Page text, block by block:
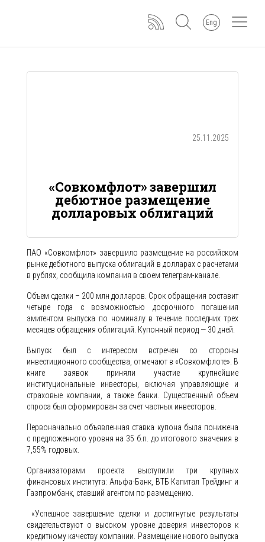
Eng
25.11.2025
«Совкомфлот» завершил
дебютное размещение
долларовых облигаций
ПАО «Совкомфлот» завершило размещение на российском
рынке дебютного выпуска облигаций в долларах с расчетами
в рублях, сообщила компания в своем телеграм-канале.
Объем сделки – 200 млн долларов. Срок обращения составит
четыре года с возможностью досрочного погашения
эмитентом выпуска по номиналу в течение последних трех
месяцев обращения облигаций. Купонный период — 30 дней.
Выпуск был с интересом встречен со стороны
инвестиционного сообщества, отмечают в «Совкомфлоте». В
книге заявок приняли участие крупнейшие
институциональные инвесторы, включая управляющие и
страховые компании, а также банки. Существенный объем
спроса был сформирован за счет частных инвесторов.
Первоначально объявленная ставка купона была понижена
с предложенного уровня на 35 б.п. до итогового значения в
7,55% годовых.
Организаторами проекта выступили три крупных
финансовых института: Альфа-Банк, ВТБ Капитал Трейдинг и
Газпромбанк, ставший агентом по размещению.
«Успешное завершение сделки и достигнутые результаты
свидетельствуют о высоком уровне доверия инвесторов к
кредитному качеству компании. Размещение нового выпуска